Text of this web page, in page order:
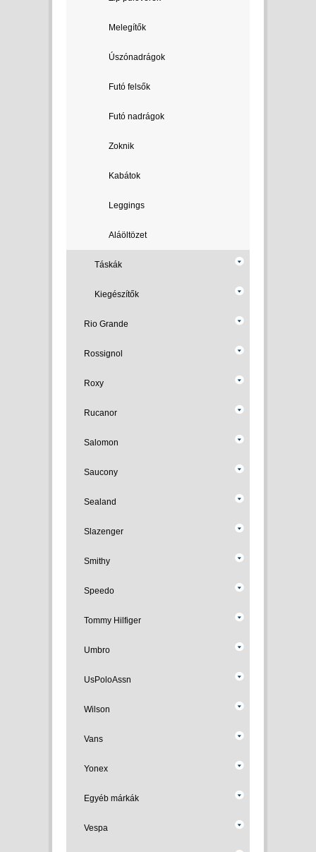
Melegítők
Úszónadrágok
Futó felsők
Futó nadrágok
Zoknik
Kabátok
Leggings
Aláöltözet
Táskák
Kiegészítők
Rio Grande
Rossignol
Roxy
Rucanor
Salomon
Saucony
Sealand
Slazenger
Smithy
Speedo
Tommy Hilfiger
Umbro
UsPoloAssn
Wilson
Vans
Yonex
Egyéb márkák
Vespa